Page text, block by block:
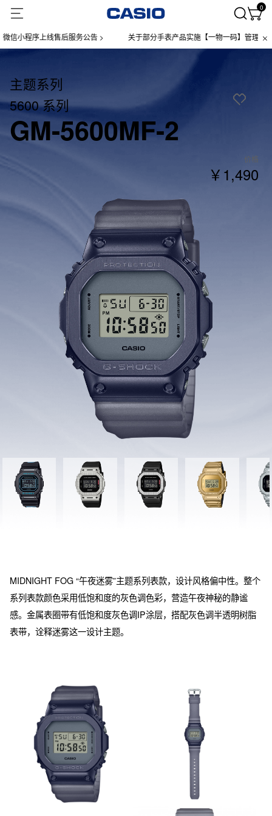
0
程序上线售后服务公告 > 关于部分手表产品实施【一物一码】管理的公告 >
主题系列
5600 系列
GM-5600MF-2
价格
￥1,490
MIDNIGHT FOG “午夜迷雾”主题系列表款，设计风格偏中性。整个
系列表款颜色采用低饱和度的灰色调色彩，营造午夜神秘的静谧
感。金属表圈带有低饱和度灰色调IP涂层，搭配灰色调半透明树脂
表带，诠释迷雾这一设计主题。